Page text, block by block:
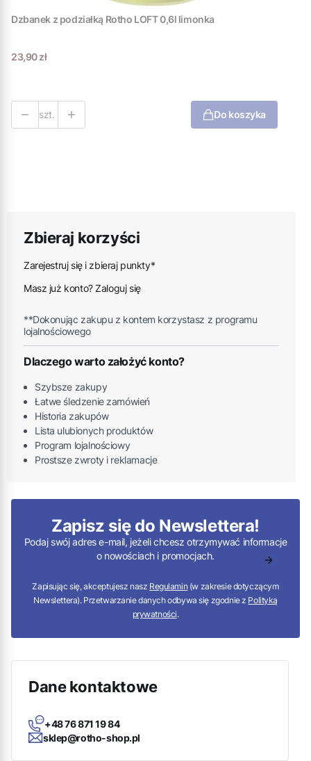
Dzbanek z podziałką Rotho LOFT 0,6l limonka
Cena
23,90 zł
szt. Do koszyka
Zbieraj korzyści
Zarejestruj się i zbieraj punkty*
Masz już konto? Zaloguj się
**Dokonując zakupu z kontem korzystasz z programu
lojalnościowego
Dlaczego warto założyć konto?
Szybsze zakupy
Łatwe śledzenie zamówień
Historia zakupów
Lista ulubionych produktów
Program lojalnościowy
Prostsze zwroty i reklamacje
Zapisz się do Newslettera!
Podaj swój adres e-mail, jeżeli chcesz otrzymywać informacje
o nowościach i promocjach.
Zapisując się, akceptujesz nasz Regulamin (w zakresie dotyczącym
Newslettera). Przetwarzanie danych odbywa się zgodnie z Polityką
prywatności.
Dane kontaktowe
+48 76 871 19 84
sklep@rotho-shop.pl